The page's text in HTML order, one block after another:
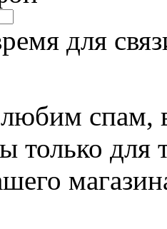
для
спам,
только для